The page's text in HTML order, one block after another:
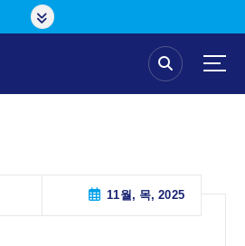
11월, 목, 2025